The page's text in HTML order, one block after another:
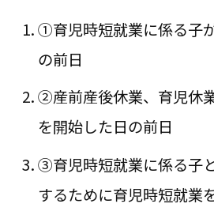
①育児時短就業に係る子
の前日
②産前産後休業、育児休
を開始した日の前日
③育児時短就業に係る子
するために育児時短就業